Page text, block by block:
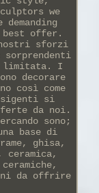
we
best offer.
nostri sforzi
limitata. I
decorare
così come
si
da noi.
sono;
base di
ghisa,
da offrire